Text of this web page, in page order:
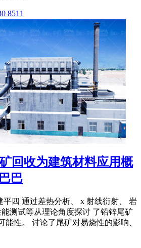
8511
回收为建筑材料应用概
巴
平四 通过差热分析、 x 射线衍射、 岩
测试等从理论角度探讨 了铅锌尾矿
能性。 讨论了尾矿对易烧性的影响、